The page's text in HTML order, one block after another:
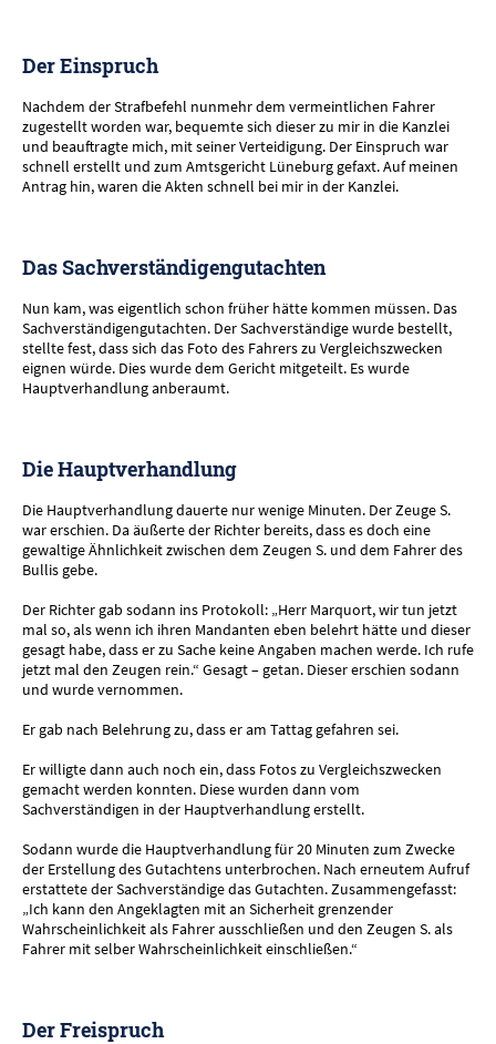
Der Einspruch
Nachdem der Strafbefehl nunmehr dem vermeintlichen Fahrer
zugestellt worden war, bequemte sich dieser zu mir in die Kanzlei
und beauftragte mich, mit seiner Verteidigung. Der Einspruch war
schnell erstellt und zum Amtsgericht Lüneburg gefaxt. Auf meinen
Antrag hin, waren die Akten schnell bei mir in der Kanzlei.
Das Sachverständigengutachten
Nun kam, was eigentlich schon früher hätte kommen müssen. Das
Sachverständigengutachten. Der Sachverständige wurde bestellt,
stellte fest, dass sich das Foto des Fahrers zu Vergleichszwecken
eignen würde. Dies wurde dem Gericht mitgeteilt. Es wurde
Hauptverhandlung anberaumt.
Die Hauptverhandlung
Die Hauptverhandlung dauerte nur wenige Minuten. Der Zeuge S.
war erschien. Da äußerte der Richter bereits, dass es doch eine
gewaltige Ähnlichkeit zwischen dem Zeugen S. und dem Fahrer des
Bullis gebe.
Der Richter gab sodann ins Protokoll: „Herr Marquort, wir tun jetzt
mal so, als wenn ich ihren Mandanten eben belehrt hätte und dieser
gesagt habe, dass er zu Sache keine Angaben machen werde. Ich rufe
jetzt mal den Zeugen rein.“ Gesagt – getan. Dieser erschien sodann
und wurde vernommen.
Er gab nach Belehrung zu, dass er am Tattag gefahren sei.
Er willigte dann auch noch ein, dass Fotos zu Vergleichszwecken
gemacht werden konnten. Diese wurden dann vom
Sachverständigen in der Hauptverhandlung erstellt.
Sodann wurde die Hauptverhandlung für 20 Minuten zum Zwecke
der Erstellung des Gutachtens unterbrochen. Nach erneutem Aufruf
erstattete der Sachverständige das Gutachten. Zusammengefasst:
„Ich kann den Angeklagten mit an Sicherheit grenzender
Wahrscheinlichkeit als Fahrer ausschließen und den Zeugen S. als
Fahrer mit selber Wahrscheinlichkeit einschließen.“
Der Freispruch